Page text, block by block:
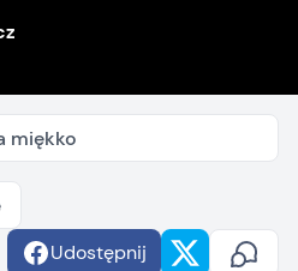
miękko
Udostępnij